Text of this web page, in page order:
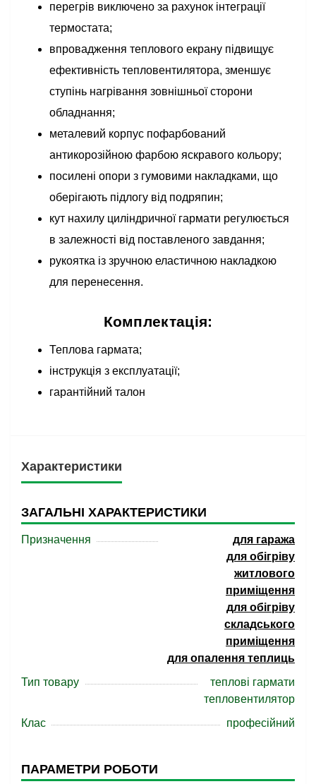
перегрів виключено за рахунок інтеграції
термостата;
впровадження теплового екрану підвищує
ефективність тепловентилятора, зменшує
ступінь нагрівання зовнішньої сторони
обладнання;
металевий корпус пофарбований
антикорозійною фарбою яскравого кольору;
посилені опори з гумовими накладками, що
оберігають підлогу від подряпин;
кут нахилу циліндричної гармати регулюється
в залежності від поставленого завдання;
рукоятка із зручною еластичною накладкою
для перенесення.
Комплектація:
Теплова гармата;
інструкція з експлуатації;
гарантійний талон
Характеристики
ЗАГАЛЬНІ ХАРАКТЕРИСТИКИ
Призначення
для гаража
для обігріву
житлового
приміщення
для обігріву
складського
приміщення
для опалення теплиць
Тип товару
теплові гармати
тепловентилятор
Клас
професійний
ПАРАМЕТРИ РОБОТИ